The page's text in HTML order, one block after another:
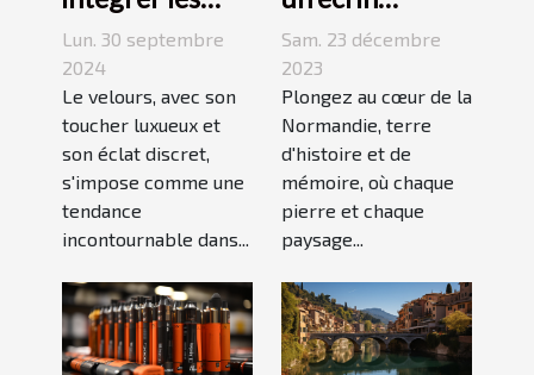
accessoires en
velours dans
votre quotidien
Lun. 30 septembre
2024
Le velours, avec son
toucher luxueux et
son éclat discret,
s'impose comme une
tendance
incontournable dans...
historique pour
des
événements
mémorables
Sam. 23 décembre
2023
Plongez au cœur de la
Normandie, terre
d'histoire et de
mémoire, où chaque
pierre et chaque
paysage...